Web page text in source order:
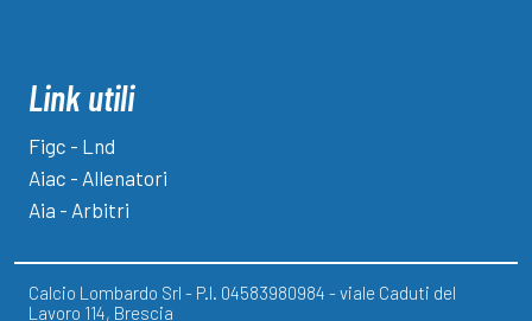
Link utili
Figc - Lnd
Aiac - Allenatori
Aia - Arbitri
Calcio Lombardo Srl - P.I. 04583980984 - viale Caduti del
Lavoro 114, Brescia